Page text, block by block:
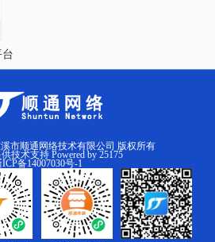
台
市顺通网络技术有限公司 版权所有
技术支持 Powered by25175
ICP备14007030号-1